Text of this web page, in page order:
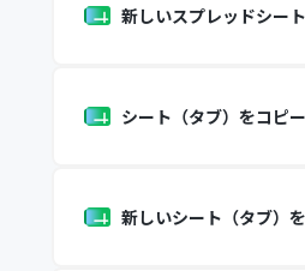
新しいスプレッドシー
シート（タブ）をコピ
新しいシート（タブ）